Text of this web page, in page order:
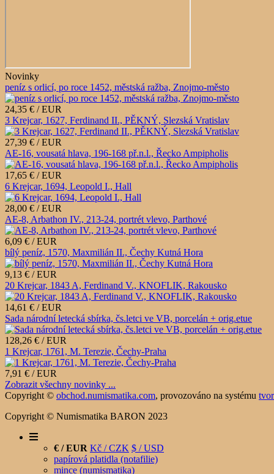
Novinky
peníz s orlicí, po roce 1452, městská ražba, Znojmo-město
24,35 € / EUR
3 Krejcar, 1627, Ferdinand II., PĚKNÝ, Slezská Vratislav
27,39 € / EUR
AE-16, vousatá hlava, 196-168 př.n.l., Řecko Ampipholis
17,65 € / EUR
6 Krejcar, 1694, Leopold I., Hall
28,00 € / EUR
AE-8, Arbathon IV., 213-24, portrét vlevo, Parthové
6,09 € / EUR
bílý peníz, 1570, Maxmilián II., Čechy Kutná Hora
9,13 € / EUR
20 Krejcar, 1843 A, Ferdinand V., KNOFLIK, Rakousko
14,61 € / EUR
Sada národní letecká sbírka, čs.letci ve VB, porcelán + orig.etue
128,26 € / EUR
1 Krejcar, 1761, M. Terezie, Čechy-Praha
7,91 € / EUR
Zobrazit všechny novinky ...
Copyright © obchod.numismatika.com, provozováno na systému
Copyright © Numismatika BARON 2023
€ / EUR Kč / CZK $ / USD
papírová platidla (notafilie)
mince (numismatika)